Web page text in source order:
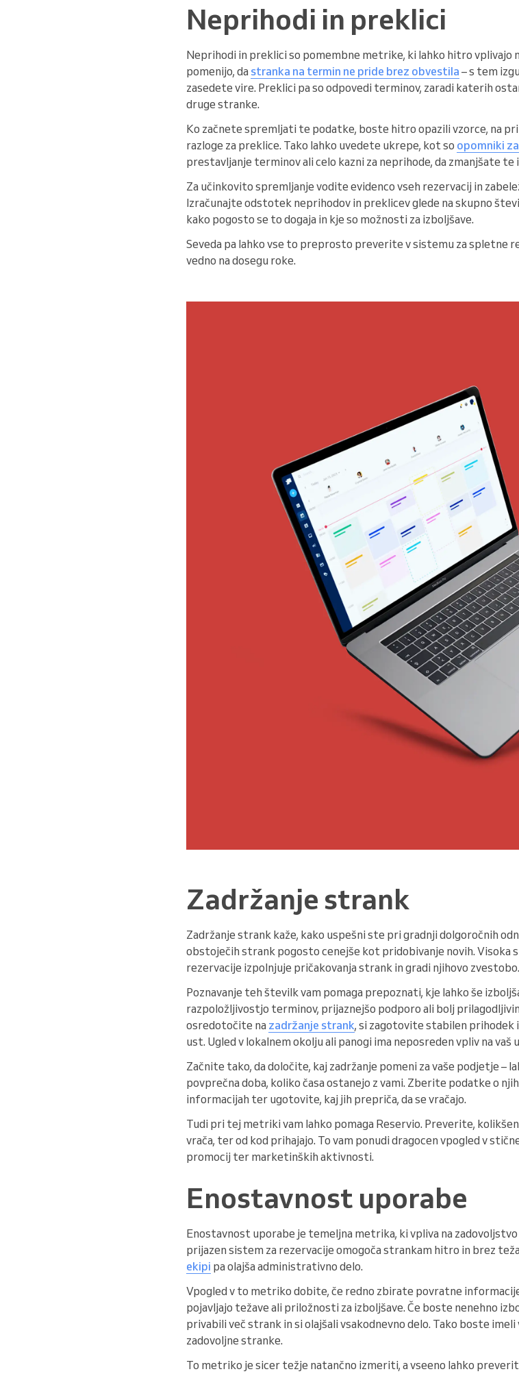
Neprihodi in preklici
Neprihodi in preklici so pomembne metrike, ki lahko hitro vplivajo
pomenijo, da stranka na termin ne pride brez obvestila – s tem
zasedete vire. Preklici pa so odpovedi terminov, zaradi katerih
druge stranke.
Ko začnete spremljati te podatke, boste hitro opazili vzorce, na
razloge za preklice. Tako lahko uvedete ukrepe, kot so opomniki
prestavljanje terminov ali celo kazni za neprihode, da zmanjšate
Za učinkovito spremljanje vodite evidenco vseh rezervacij in
Izračunajte odstotek neprihodov in preklicev glede na skupno
kako pogosto se to dogaja in kje so možnosti za izboljšave.
Seveda pa lahko vse to preprosto preverite v sistemu za spletne
vedno na dosegu roke.
Zadržanje strank
Zadržanje strank kaže, kako uspešni ste pri gradnji dolgoročnih
obstoječih strank pogosto cenejše kot pridobivanje novih. Visoka
rezervacije izpolnjuje pričakovanja strank in gradi njihovo zvestobo.
Poznavanje teh številk vam pomaga prepoznati, kje lahko še
razpoložljivostjo terminov, prijaznejšo podporo ali bolj
osredotočite na zadržanje strank, si zagotovite stabilen prihodek
ust. Ugled v lokalnem okolju ali panogi ima neposreden vpliv na vaš
Začnite tako, da določite, kaj zadržanje pomeni za vaše podjetje –
povprečna doba, koliko časa ostanejo z vami. Zberite podatke o
informacijah ter ugotovite, kaj jih prepriča, da se vračajo.
Tudi pri tej metriki vam lahko pomaga Reservio. Preverite,
vrača, ter od kod prihajajo. To vam ponudi dragocen vpogled v
promocij ter marketinških aktivnosti.
Enostavnost uporabe
Enostavnost uporabe je temeljna metrika, ki vpliva na
prijazen sistem za rezervacije omogoča strankam hitro in brez
ekipi pa olajša administrativno delo.
Vpogled v to metriko dobite, če redno zbirate povratne
pojavljajo težave ali priložnosti za izboljšave. Če boste nenehno
privabili več strank in si olajšali vsakodnevno delo. Tako boste imeli
zadovoljne stranke.
To metriko je sicer težje natančno izmeriti, a vseeno lahko